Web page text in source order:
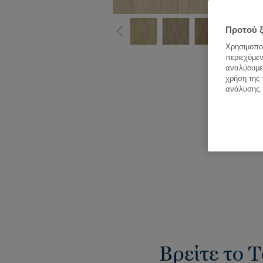
Βρείτε το
Προτού
χρήση της
ανάλυσης.